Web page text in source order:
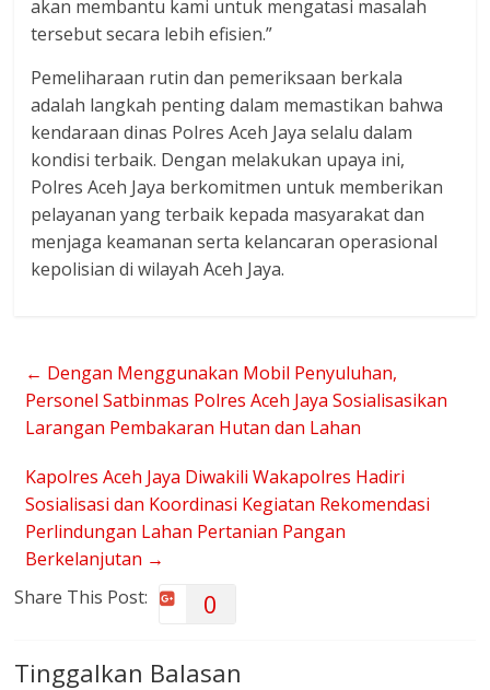
akan membantu kami untuk mengatasi masalah
tersebut secara lebih efisien.”
Pemeliharaan rutin dan pemeriksaan berkala
adalah langkah penting dalam memastikan bahwa
kendaraan dinas Polres Aceh Jaya selalu dalam
kondisi terbaik. Dengan melakukan upaya ini,
Polres Aceh Jaya berkomitmen untuk memberikan
pelayanan yang terbaik kepada masyarakat dan
menjaga keamanan serta kelancaran operasional
kepolisian di wilayah Aceh Jaya.
← Dengan Menggunakan Mobil Penyuluhan,
Personel Satbinmas Polres Aceh Jaya Sosialisasikan
Larangan Pembakaran Hutan dan Lahan
Kapolres Aceh Jaya Diwakili Wakapolres Hadiri
Sosialisasi dan Koordinasi Kegiatan Rekomendasi
Perlindungan Lahan Pertanian Pangan
Berkelanjutan →
Share This Post:
0
Tinggalkan Balasan